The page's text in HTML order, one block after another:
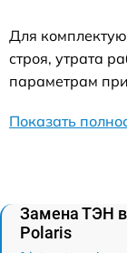
Для
строя, утрата
параметрам
Показать
Замена ТЭН
Polaris